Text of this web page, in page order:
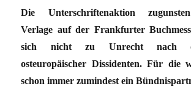
Die Unterschriftenaktion
Verlage auf der Frankfurter
sich nicht zu Unrecht nach
osteuropäischer Dissidenten. Für die
schon immer zumindest ein